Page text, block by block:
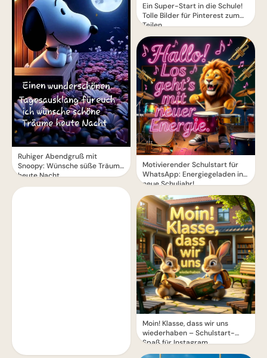
Ruhiger Abendgruß mit
Snoopy: Wünsche süße Träume
heute Nacht
Ein Super-Start in die Schule!
Tolle Bilder für Pinterest zum
Teilen.
Motivierender Schulstart für
WhatsApp: Energiegeladen ins
neue Schuljahr!
Moin! Klasse, dass wir uns
wiederhaben – Schulstart-
Spaß für Instagram